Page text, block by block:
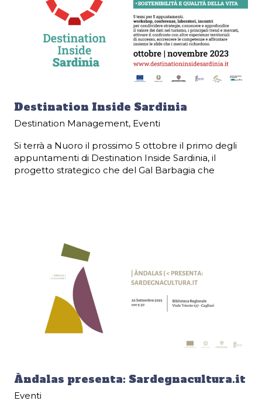
Destination Inside Sardinia
Destination Management, Eventi
Si terrà a Nuoro il prossimo 5 ottobre il primo degli
appuntamenti di Destination Inside Sardinia, il
progetto strategico che del Gal Barbagia che
Àndalas presenta: Sardegnacultura.it
Eventi